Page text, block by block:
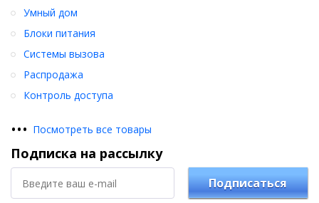
Умный дом
Блоки питания
Системы вызова
Распродажа
Контроль доступа
••• Посмотреть все товары
Подписка на рассылку
Подписаться